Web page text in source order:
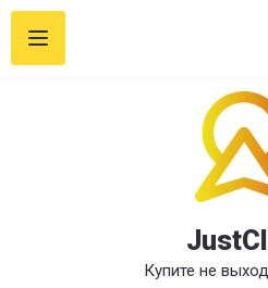
Купите не